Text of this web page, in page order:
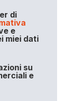
di
e
miei dati
su
e